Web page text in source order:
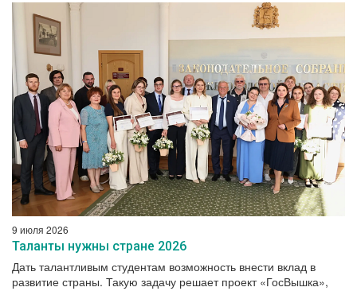
9 июля 2026
Таланты нужны стране 2026
Дать талантливым студентам возможность внести вклад в
развитие страны. Такую задачу решает проект «ГосВышка»,